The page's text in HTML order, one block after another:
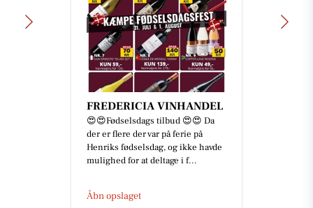
FREDERICIA VINHANDEL
😍😍Fødselsdags tilbud 😍😍 Da
der er flere der var på ferie på
Henriks fødselsdag, og ikke havde
mulighed for at deltage i f...
Åbn opslaget